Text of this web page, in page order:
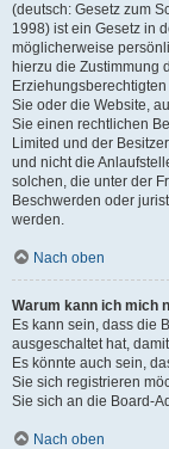
(deutsch: Gesetz zum
1998) ist ein Gesetz in
möglicherweise
hierzu die Zustimmung
Sie oder die Website,
Sie einen rechtlichen
Limited und der
und nicht die
solchen, die unter der
Beschwerden oder
werden.
Nach oben
Warum kann ich mich
Es kann sein, dass die
ausgeschaltet hat,
Es könnte auch sein,
Sie sich registrieren
Sie sich an die Board-
Nach oben